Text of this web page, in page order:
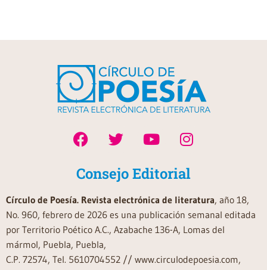
Consejo Editorial
Círculo de Poesía. Revista electrónica de literatura, año 18,
No. 960, febrero de 2026 es una publicación semanal editada
por Territorio Poético A.C., Azabache 136-A, Lomas del
mármol, Puebla, Puebla,
C.P. 72574, Tel. 5610704552 // www.circulodepoesia.com,